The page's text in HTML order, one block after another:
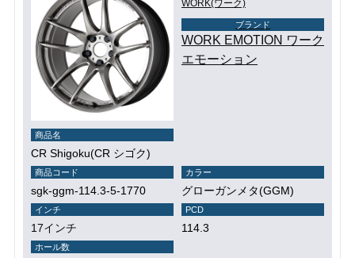
WORK(ワーク)
ブランド
WORK EMOTION ワーク
エモーション
商品名
CR Shigoku(CR シゴク)
商品コード
sgk-ggm-114.3-5-1770
カラー
グローガンメタ(GGM)
インチ
17インチ
PCD
114.3
ホール数